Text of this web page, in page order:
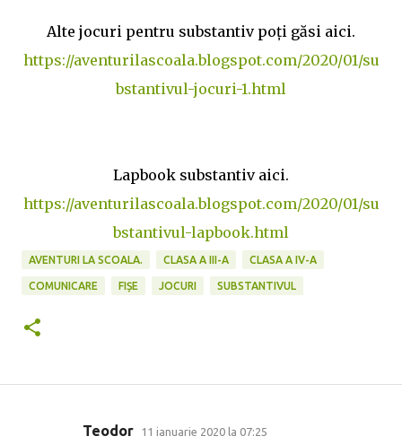
Alte jocuri pentru substantiv poţi găsi aici.
https://aventurilascoala.blogspot.com/2020/01/su
bstantivul-jocuri-1.html
Lapbook substantiv aici.
https://aventurilascoala.blogspot.com/2020/01/su
bstantivul-lapbook.html
AVENTURI LA SCOALA. CLASA A III-A CLASA A IV-A
COMUNICARE FIȘE JOCURI SUBSTANTIVUL
Teodor 11 ianuarie 2020 la 07:25